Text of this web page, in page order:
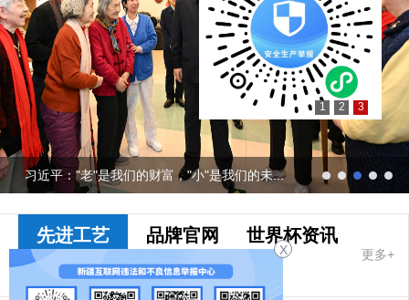
障
习近平："老"是我们的财富，"小"是我们的未...
先进工艺 品牌官网 世界杯资讯
十大网赌app
更多+
1 2 3
X